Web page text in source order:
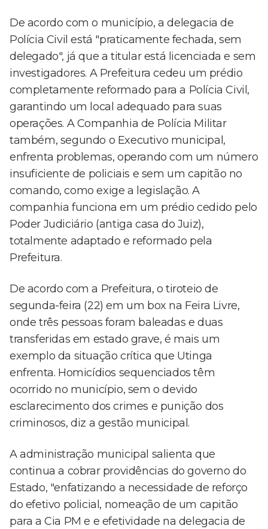
De acordo com o município, a delegacia de
Polícia Civil está "praticamente fechada, sem
delegado", já que a titular está licenciada e sem
investigadores. A Prefeitura cedeu um prédio
completamente reformado para a Polícia Civil,
garantindo um local adequado para suas
operações. A Companhia de Polícia Militar
também, segundo o Executivo municipal,
enfrenta problemas, operando com um número
insuficiente de policiais e sem um capitão no
comando, como exige a legislação. A
companhia funciona em um prédio cedido pelo
Poder Judiciário (antiga casa do Juiz),
totalmente adaptado e reformado pela
Prefeitura.
De acordo com a Prefeitura, o tiroteio de
segunda-feira (22) em um box na Feira Livre,
onde três pessoas foram baleadas e duas
transferidas em estado grave, é mais um
exemplo da situação crítica que Utinga
enfrenta. Homicídios sequenciados têm
ocorrido no município, sem o devido
esclarecimento dos crimes e punição dos
criminosos, diz a gestão municipal.
A administração municipal salienta que
continua a cobrar providências do governo do
Estado, "enfatizando a necessidade de reforço
do efetivo policial, nomeação de um capitão
para a Cia PM e e efetividade na delegacia de